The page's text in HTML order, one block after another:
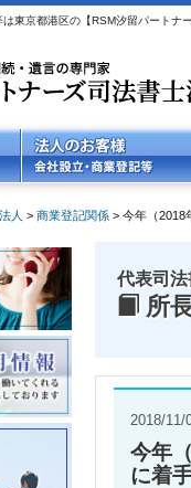
東京都港区の【RSM汐留パートナ
人 > 商業登記関係 > 今年（2018
代表司
所
2018/11/
今年
に着